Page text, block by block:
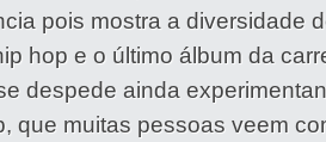
pois mostra a diversidade
hop e o último álbum da
despede ainda
que muitas pessoas veem